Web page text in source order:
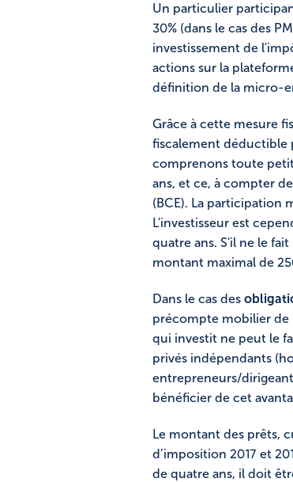
Un particulier
30% (dans le cas des
investissement de
actions sur la
définition de la micro-
Grâce à cette mesure
fiscalement déductible
comprenons toute
ans, et ce, à compter
(BCE). La participation
L'investisseur est
quatre ans. S'il ne le
montant maximal de
Dans le cas des
précompte mobilier de
qui investit ne peut le
privés indépendants
entrepreneurs/
bénéficier de cet
Le montant des prêts,
d’imposition 2017 et
de quatre ans, il doit